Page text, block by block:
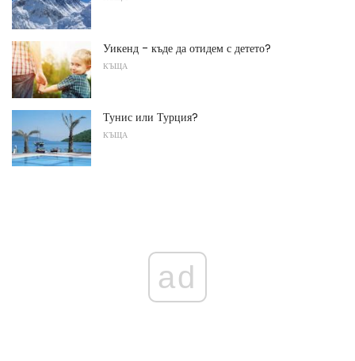
Уикенд - къде да отидем с детето?
КЪЩА
Тунис или Турция?
КЪЩА
ad